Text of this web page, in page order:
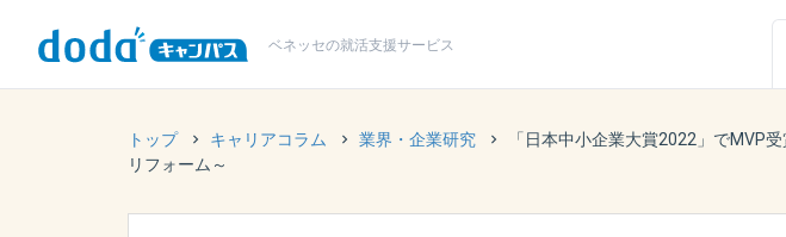
ベネッセの就活支援サービス
トップ キャリアコラム 業界・企業研究
「日本中小企業大賞2022」でMVP
リフォーム～